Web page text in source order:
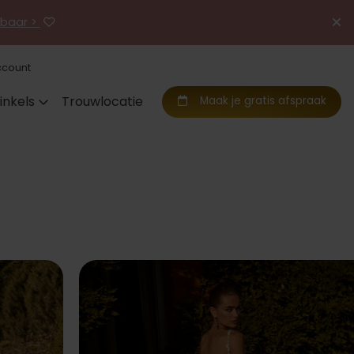
>
Trouwlocatie Maak je gratis afspraak